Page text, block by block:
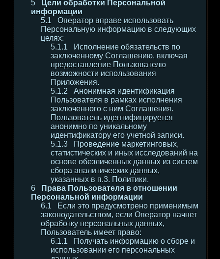
Цели обработки Персональной
информации
Оператор вправе использовать
Персональную информацию в следующих
целях:
Исполнение обязательств по
заключенному Соглашению, включая
предоставление Пользователю
возможности использования
Приложения.
Анонимная идентификация
Пользователя в рамках исполнения
заключенного с ним Соглашения.
Пользователь идентифицируется
анонимно по уникальному
идентификатору его учетной записи.
Проведение маркетинговых,
статистических и иных исследований на
основе обезличенных данных из систем
сбора аналитических данных,
указанных в п.3. Политики.
Права Пользователя в отношении
Персональной информации
Если это предусмотрено применимым
законодательством, если Оператор начнет
обработку персональных данных,
Пользователь имеет право:
Получать информацию о сборе и
использовании его персональных